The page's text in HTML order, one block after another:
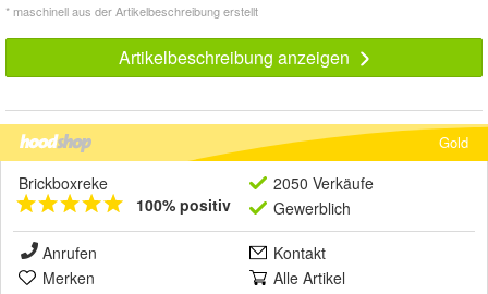
* maschinell aus der Artikelbeschreibung erstellt
Artikelbeschreibung anzeigen
Gold
Brickboxreke
100% positiv
2050 Verkäufe
Gewerblich
Anrufen
Kontakt
Merken
Alle Artikel